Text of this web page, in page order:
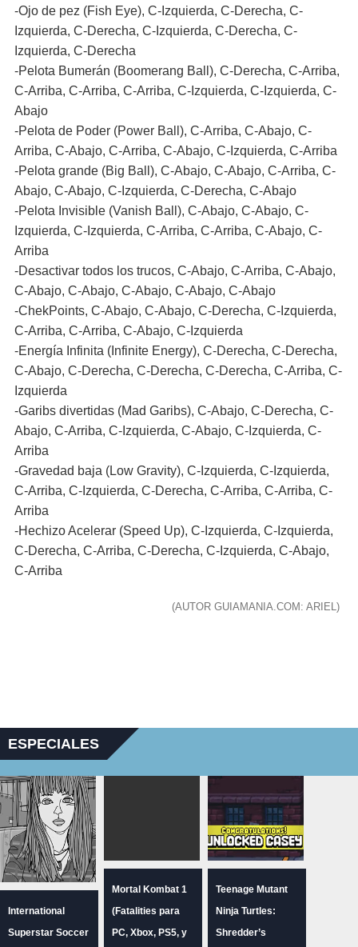
-Ojo de pez (Fish Eye), C-Izquierda, C-Derecha, C-
Izquierda, C-Derecha, C-Izquierda, C-Derecha, C-
Izquierda, C-Derecha
-Pelota Bumerán (Boomerang Ball), C-Derecha, C-Arriba,
C-Arriba, C-Arriba, C-Arriba, C-Izquierda, C-Izquierda, C-
Abajo
-Pelota de Poder (Power Ball), C-Arriba, C-Abajo, C-
Arriba, C-Abajo, C-Arriba, C-Abajo, C-Izquierda, C-Arriba
-Pelota grande (Big Ball), C-Abajo, C-Abajo, C-Arriba, C-
Abajo, C-Abajo, C-Izquierda, C-Derecha, C-Abajo
-Pelota Invisible (Vanish Ball), C-Abajo, C-Abajo, C-
Izquierda, C-Izquierda, C-Arriba, C-Arriba, C-Abajo, C-
Arriba
-Desactivar todos los trucos, C-Abajo, C-Arriba, C-Abajo,
C-Abajo, C-Abajo, C-Abajo, C-Abajo, C-Abajo
-ChekPoints, C-Abajo, C-Abajo, C-Derecha, C-Izquierda,
C-Arriba, C-Arriba, C-Abajo, C-Izquierda
-Energía Infinita (Infinite Energy), C-Derecha, C-Derecha,
C-Abajo, C-Derecha, C-Derecha, C-Derecha, C-Arriba, C-
Izquierda
-Garibs divertidas (Mad Garibs), C-Abajo, C-Derecha, C-
Abajo, C-Arriba, C-Izquierda, C-Abajo, C-Izquierda, C-
Arriba
-Gravedad baja (Low Gravity), C-Izquierda, C-Izquierda,
C-Arriba, C-Izquierda, C-Derecha, C-Arriba, C-Arriba, C-
Arriba
-Hechizo Acelerar (Speed Up), C-Izquierda, C-Izquierda,
C-Derecha, C-Arriba, C-Derecha, C-Izquierda, C-Abajo,
C-Arriba
(AUTOR GUIAMANIA.COM: ARIEL)
ESPECIALES
International
Superstar Soccer
Mortal Kombat 1
(Fatalities para
PC, Xbox, PS5, y
Teenage Mutant
Ninja Turtles:
Shredder’s